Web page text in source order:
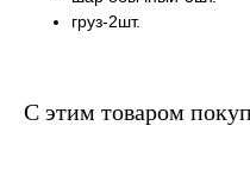
груз-2шт.
С этим товаром